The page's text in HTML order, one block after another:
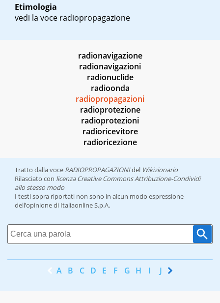
Etimologia
vedi la voce radiopropagazione
radionavigazione
radionavigazioni
radionuclide
radioonda
radiopropagazioni
radioprotezione
radioprotezioni
radioricevitore
radioricezione
Tratto dalla voce RADIOPROPAGAZIONIdel Wikizionario
Rilasciato con licenza Creative Commons Attribuzione-Condividi
allo stesso modo
I testi sopra riportati non sono in alcun modo espressione
dell’opinione di Italiaonline S.p.A.
A B C D E F G H I J K